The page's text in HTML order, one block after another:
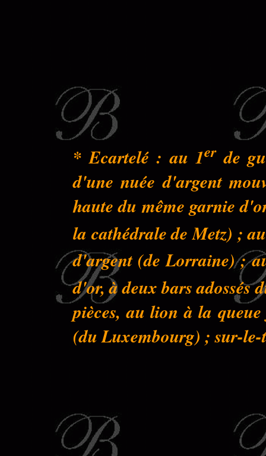
* Ecartelé : au 1erde
d'une nuée d'argent
haute du même garnie
la cathédrale de Metz) ;
d'argent (de Lorraine) ;
d'or, à deux bars adossés
pièces, au lion à la
(du Luxembourg) ; sur-le-